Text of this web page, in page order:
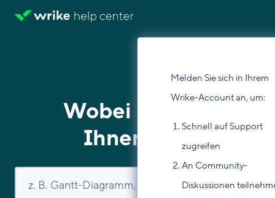
Melden Sie sich in Ihrem
Wrike-Account an, um:
Schnell auf Support
zugreifen
An Community-
Diskussionen
Wobei können wir
Ihnen helfen?